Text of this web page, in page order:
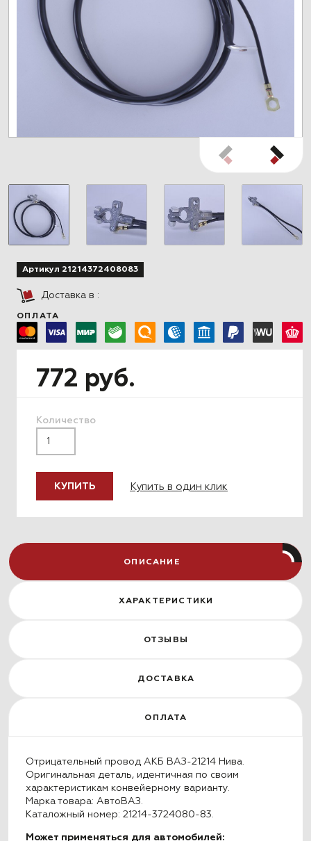
Артикул 21214372408083
Доставка в :
ОПЛАТА
772 руб.
Количество
КУПИТЬ Купить в один клик
ОПИСАНИЕ
ХАРАКТЕРИСТИКИ
ОТЗЫВЫ
ДОСТАВКА
ОПЛАТА
Отрицательный провод АКБ ВАЗ-21214 Нива.
Оригинальная деталь, идентичная по своим
характеристикам конвейерному варианту.
Марка товара: АвтоВАЗ.
Каталожный номер: 21214-3724080-83.
Может применяться для автомобилей: